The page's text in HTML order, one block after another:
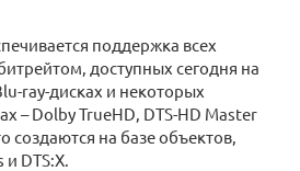
поддержка всех
доступных сегодня на
ray-дисках и некоторых
– Dolby TrueHD, DTS-HD Master
создаются на базе объектов,
DTS:X.